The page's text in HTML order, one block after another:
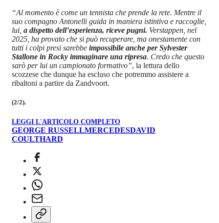
“Al momento è come un tennista che prende la rete. Mentre il
suo compagno Antonelli guida in maniera istintiva e raccoglie,
lui, a dispetto dell’esperienza, riceve pugni. Verstappen, nel
2025, ha provato che si può recuperare, ma onestamente con
tutti i colpi presi sarebbe impossibile anche per Sylvester
Stallone in Rocky immaginare una ripresa. Credo che questo
sarò per lui un campionato formativo”, la lettura dello
scozzese che dunque ha escluso che potremmo assistere a
ribaltoni a partire da Zandvoort.
(2/2).
LEGGI L'ARTICOLO COMPLETO
GEORGE RUSSELLMERCEDESDAVID
COULTHARD